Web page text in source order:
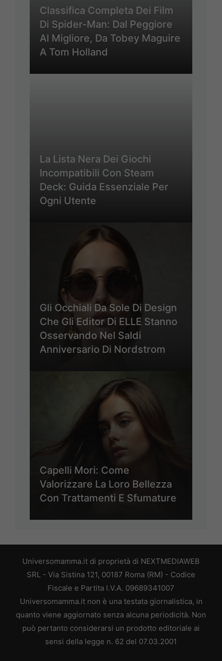
Classifica Completa Dei Film
Di Spider-Man: Dal Peggiore
Al Migliore, Da Tobey Maguire
A Tom Holland
La Lista Nera Dei Giochi
Incompatibili Con Steam
Deck: Guida Essenziale Per
Ogni Utente
Gli Occhiali Da Sole Di Design
Che Gli Editor Di ELLE Stanno
Osservando Nel Saldi
Anniversario Di Nordstrom
Capelli Mori: Come
Valorizzare La Loro Bellezza
Con Trattamenti E Sfumature
Universomamma.it di proprietà di NEXTMEDIAWEB
SRL - Via Sistina 121, 00187 Roma (RM) - Codice
Fiscale e Partita I.V.A. 09689341007
Universomamma.it non è una testata giornalistica, in
quanto viene aggiornato senza alcuna periodicità. Non
può pertanto considerarsi un prodotto editoriale ai
sensi della legge n. 62 del 07.03.2001